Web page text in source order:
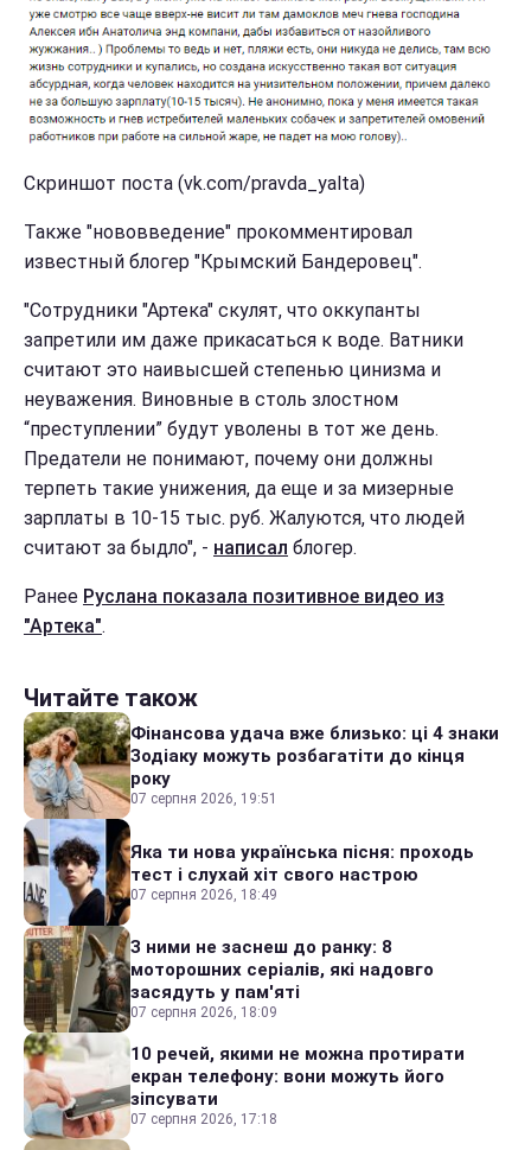
Скриншот поста (vk.com/pravda_yalta)
Также "нововведение" прокомментировал
известный блогер "Крымский Бандеровец".
"Сотрудники "Артека" скулят, что оккупанты
запретили им даже прикасаться к воде. Ватники
считают это наивысшей степенью цинизма и
неуважения. Виновные в столь злостном
“преступлении” будут уволены в тот же день.
Предатели не понимают, почему они должны
терпеть такие унижения, да еще и за мизерные
зарплаты в 10-15 тыс. руб. Жалуются, что людей
считают за быдло", - написал блогер.
Ранее Руслана показала позитивное видео из
"Артека".
Читайте також
Фінансова удача вже близько: ці 4 знаки
Зодіаку можуть розбагатіти до кінця
року
07 серпня 2026, 19:51
Яка ти нова українська пісня: проходь
тест і слухай хіт свого настрою
07 серпня 2026, 18:49
З ними не заснеш до ранку: 8
моторошних серіалів, які надовго
засядуть у пам'яті
07 серпня 2026, 18:09
10 речей, якими не можна протирати
екран телефону: вони можуть його
зіпсувати
07 серпня 2026, 17:18